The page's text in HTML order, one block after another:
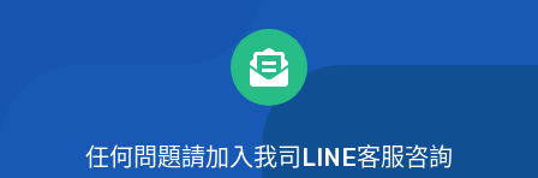
任何問題請加入我司LINE客服咨詢